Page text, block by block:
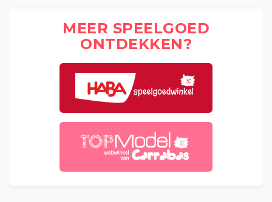
MEER SPEELGOED
ONTDEKKEN?